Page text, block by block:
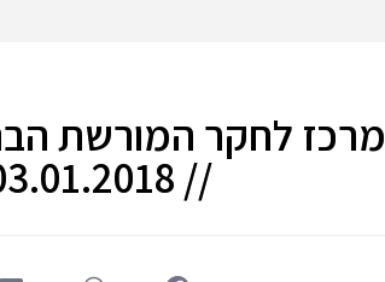
לחקר המורשת
// 03.01.2018